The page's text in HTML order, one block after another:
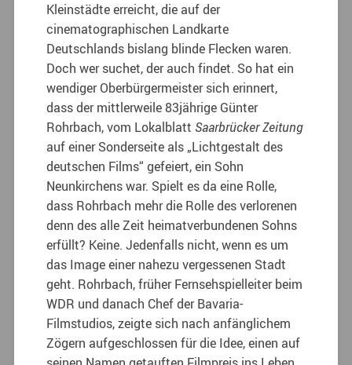
Kleinstädte erreicht, die auf der
cinematographischen Landkarte
Deutschlands bislang blinde Flecken waren.
Doch wer suchet, der auch findet. So hat ein
wendiger Oberbürgermeister sich erinnert,
dass der mittlerweile 83jährige Günter
Rohrbach, vom LokalblattSaarbrücker Zeitung
auf einer Sonderseite als „Lichtgestalt des
deutschen Films“ gefeiert, ein Sohn
Neunkirchens war. Spielt es da eine Rolle,
dass Rohrbach mehr die Rolle des verlorenen
denn des alle Zeit heimatverbundenen Sohns
erfüllt? Keine. Jedenfalls nicht, wenn es um
das Image einer nahezu vergessenen Stadt
geht. Rohrbach, früher Fernsehspielleiter beim
WDR und danach Chef der Bavaria-
Filmstudios, zeigte sich nach anfänglichem
Zögern aufgeschlossen für die Idee, einen auf